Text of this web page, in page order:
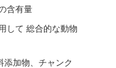
含有量
して 総合的な動物
添加物、チャンク